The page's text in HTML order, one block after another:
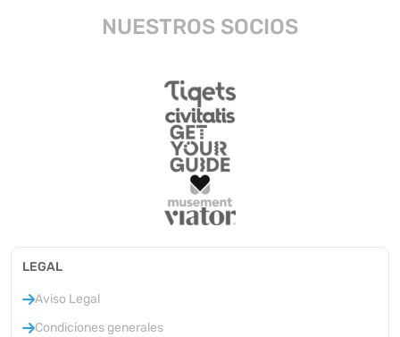
NUESTROS SOCIOS
LEGAL
Aviso Legal
Condiciones generales